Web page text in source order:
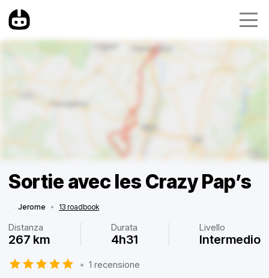
Sortie avec les Crazy Pap’s
Jerome • 13 roadbook
Distanza
267 km
Durata
4h31
Livello
Intermedio
• 1 recensione